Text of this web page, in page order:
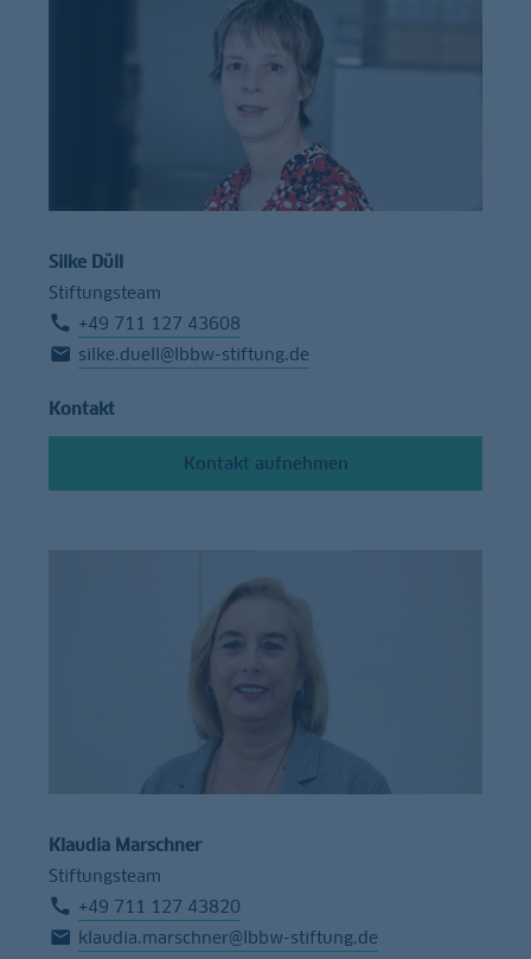
Silke Düll
Stiftungsteam
+49 711 127 43608
silke.duell@lbbw-stiftung.de
Kontakt
Kontakt aufnehmen
Klaudia Marschner
Stiftungsteam
+49 711 127 43820
klaudia.marschner@lbbw-stiftung.de